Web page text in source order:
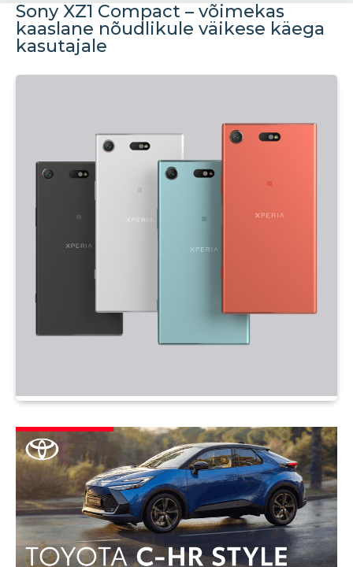
Sony XZ1 Compact – võimekas
kaaslane nõudlikule väikese käega
kasutajale